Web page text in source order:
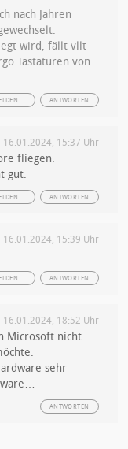
nach Jahren
wird, fällt vllt
Tastaturen von
ANTWORTEN
16.01.2024, 15:37 Uhr
fliegen.
gut.
ANTWORTEN
16.01.2024, 15:39 Uhr
ANTWORTEN
16.01.2024, 18:52 Uhr
Microsoft nicht
sehr
ANTWORTEN